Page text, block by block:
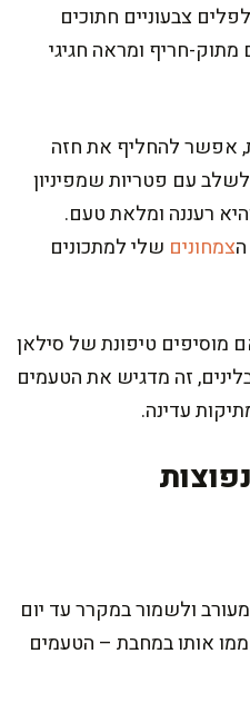
צבעוניים חתוכים
חריף ומראה חגיגי
אפשר להחליף את חזה
עם פטריות שמפיניון
רעננה ומלאת טעם.
צמחונים שלי למתכונים
טיפונת של סילאן
זה מדגיש את הטעמים
עדינה.
ולשמור במקרר עד יום
אותו במחבת – הטעמים